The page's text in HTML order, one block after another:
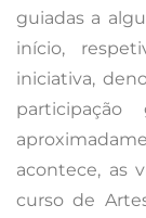
guiadas a
início,
iniciativa,
acontece, as
curso de